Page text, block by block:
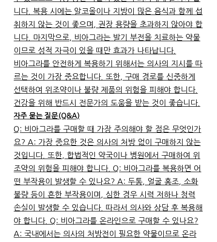
니다. 복용 시에는 알코올이나 지방이 많은 음식과 함께 섭
취하지 않는 것이 좋으며, 권장 용량을 초과하지 않아야 합
니다. 마지막으로, 비아그라는 발기 부전을 치료하는 약물
이므로 성적 자극이 있을 때만 효과가 나타납니다.
비아그라를 안전하게 복용하기 위해서는 의사의 지시를 따
르는 것이 가장 중요합니다. 또한, 구매 경로를 신중하게
선택하여 위조약이나 불량 제품의 위험을 피해야 합니다.
건강을 위해 반드시 전문가의 도움을 받는 것이 좋습니다.
자주 묻는 질문(Q&A)
Q: 비아그라를 구매할 때 가장 주의해야 할 점은 무엇인가
요? A: 가장 중요한 것은 의사의 처방 없이 구매하지 않는
것입니다. 또한, 합법적인 약국이나 병원에서 구매하여 위
조약의 위험을 피해야 합니다. Q: 비아그라를 복용하면 어
떤 부작용이 발생할 수 있나요? A: 두통, 얼굴 홍조, 소화
불량 등이 흔한 부작용이며, 심한 경우 시력 저하나 청력
손실이 발생할 수 있습니다. 따라서 의사와 상담 후 복용해
야 합니다. Q: 비아그라를 온라인으로 구매할 수 있나요?
A: 국내에서는 의사의 처방전이 필요한 약물이므로 온라